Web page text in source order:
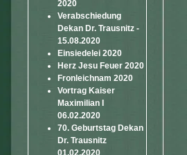
2020
Verabschiedung
Dekan Dr. Trausnitz -
15.08.2020
Einsiedelei 2020
Herz Jesu Feuer 2020
Fronleichnam 2020
Vortrag Kaiser
Maximilian I
06.02.2020
70. Geburtstag Dekan
Dr. Trausnitz
01.02.2020